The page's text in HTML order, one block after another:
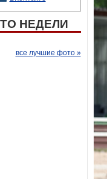
НЕДЕЛИ
все лучшие фото »